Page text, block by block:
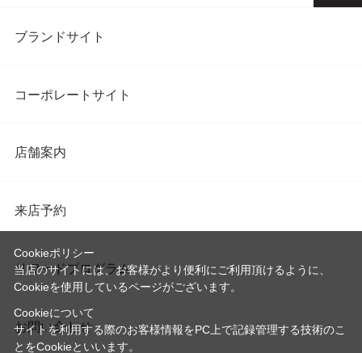
ブランドサイト
コーポレートサイト
店舗案内
来店予約
リワードプログラム
お問い合わせ
Cookieポリシー
当店のサイトには、お客様がより便利にご利用頂けるように、
Cookieを使用しているページがございます。
Cookieについて
サイトを利用する際のお客様情報をPC上で記録管理する技術のこ
とをCookieといいます。